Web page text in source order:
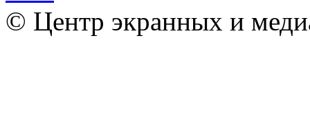
© Центр экранных и